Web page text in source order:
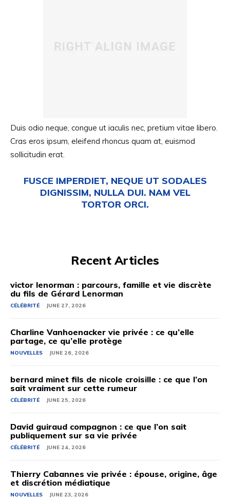
Duis odio neque, congue ut iaculis nec, pretium vitae libero.
Cras eros ipsum, eleifend rhoncus quam at, euismod
sollicitudin erat.
FUSCE IMPERDIET, NEQUE UT SODALES
DIGNISSIM, NULLA DUI. NAM VEL
TORTOR ORCI.
Recent Articles
victor lenorman : parcours, famille et vie discrète
du fils de Gérard Lenorman
CÉLÉBRITÉ JUNE 27, 2026
Charline Vanhoenacker vie privée : ce qu’elle
partage, ce qu’elle protège
NOUVELLES JUNE 26, 2026
bernard minet fils de nicole croisille : ce que l’on
sait vraiment sur cette rumeur
CÉLÉBRITÉ JUNE 25, 2026
David guiraud compagnon : ce que l’on sait
publiquement sur sa vie privée
CÉLÉBRITÉ JUNE 24, 2026
Thierry Cabannes vie privée : épouse, origine, âge
et discrétion médiatique
NOUVELLES JUNE 23, 2026